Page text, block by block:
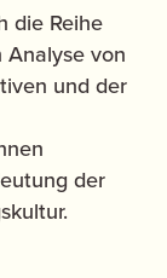
die Reihe
Analyse von
und der
der